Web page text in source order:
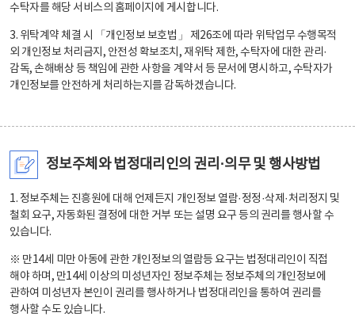
수탁자를 해당 서비스의 홈페이지에 게시합니다.
3. 위탁계약 체결 시 「개인정보 보호법」 제26조에 따라 위탁업무 수행목적
외 개인정보 처리금지, 안전성 확보조치, 재위탁 제한, 수탁자에 대한 관리·
감독, 손해배상 등 책임에 관한 사항을 계약서 등 문서에 명시하고, 수탁자가
개인정보를 안전하게 처리하는지를 감독하겠습니다.
정보주체와 법정대리인의 권리·의무 및 행사방법
1. 정보주체는 진흥원에 대해 언제든지 개인정보 열람·정정·삭제·처리정지 및
철회 요구, 자동화된 결정에 대한 거부 또는 설명 요구 등의 권리를 행사할 수
있습니다.
※ 만14세 미만 아동에 관한 개인정보의 열람등 요구는 법정대리인이 직접
해야 하며, 만14세 이상의 미성년자인 정보주체는 정보주체의 개인정보에
관하여 미성년자 본인이 권리를 행사하거나 법정대리인을 통하여 권리를
행사할 수도 있습니다.